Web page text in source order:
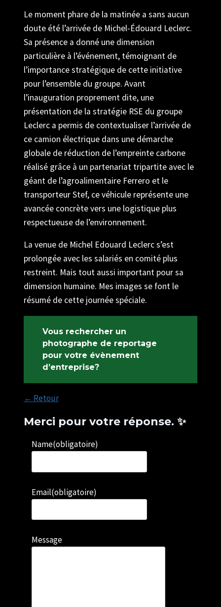
Le moment phare de la matinée a sans aucun
doute été l’arrivée de Michel-Édouard Leclerc.
Sa présence a donné une dimension
particulière à l’événement, témoignant de
l’importance stratégique de cette initiative
pour l’ensemble du groupe. Avant
l’inauguration proprement dite, une
présentation de la stratégie RSE du groupe
Leclerc a permis de contextualiser l’arrivée de
ce camion électrique dans une démarche
globale de réduction de l’empreinte carbone
réalisé grâce à un partenariat tripartite avec le
géant de l’agroalimentaire Ferrero et le
transporteur Stef, ce véhicule représente une
avancée concrète vers une logistique plus
respectueuse de l’environnement.
La venue de Michel Edouard Leclerc s’est
prolongée avec les salariés en comité plus
restreint. Mais tout aussi important pour sa
dimension humaine. Mes images se font le
résumé de cette journée spéciale.
Vous rechercher un
photographe de reportage
pour votre évènement
d’entreprise?
← Retour
Merci pour votre réponse. ✨
Name(obligatoire)
Email(obligatoire)
Message